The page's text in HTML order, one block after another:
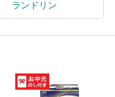
ランドリン